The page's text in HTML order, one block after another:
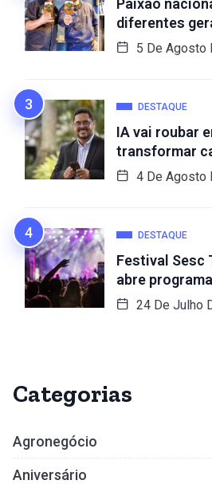
diferentes
5 De Agosto
DESTAQUE
IA vai roubar
transformar
4 De Agosto
DESTAQUE
Festival Sesc
abre
24 De Julho
Categorias
Agronegócio
Aniversário